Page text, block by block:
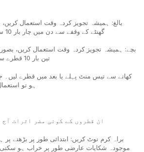
گھنٹے کے وقفے سے دن میں چار بار 10 سے 15 قطرے لینے چاہئیں۔
بچے: ہمیشہ تجویز کردہ وقت استعمال کریں،
تین بار 10 قطرے سے زیادہ نہیں ملنا چاہیے۔
کھانے سے تیس منٹ پہلے یا بعد میں قطرے
ہو تو
ان قطروں کے کوئی مضر اثرات
براہ کرم نوٹ کریں: ابتدائی طور پر بڑھنے پر
موجودہ شکایات عارضی طور پر خراب ہو